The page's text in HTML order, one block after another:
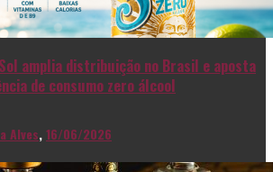
amplia distribuição no Brasil e aposta
de consumo zero álcool
Alves,16/06/2026